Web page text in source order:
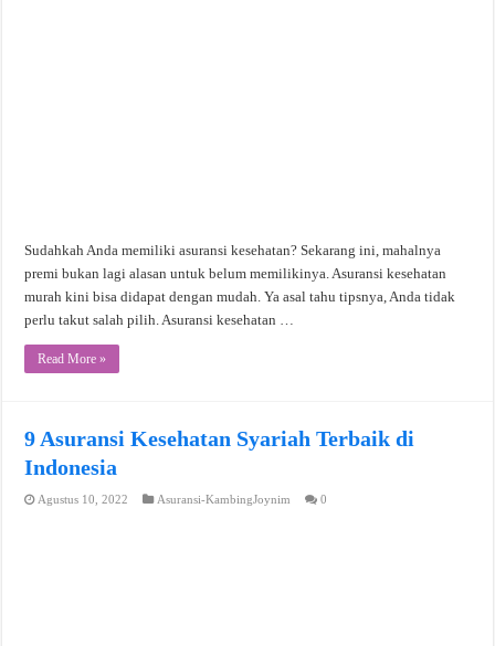
Sudahkah Anda memiliki asuransi kesehatan? Sekarang ini, mahalnya
premi bukan lagi alasan untuk belum memilikinya. Asuransi kesehatan
murah kini bisa didapat dengan mudah. Ya asal tahu tipsnya, Anda tidak
perlu takut salah pilih. Asuransi kesehatan …
Read More »
9 Asuransi Kesehatan Syariah Terbaik di
Indonesia
Agustus 10, 2022 Asuransi-KambingJoynim 0